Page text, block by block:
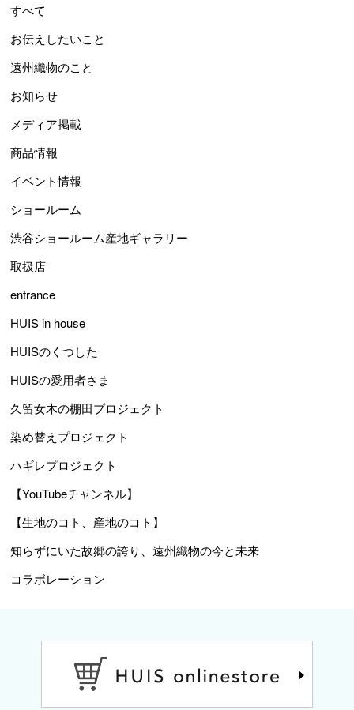
すべて
お伝えしたいこと
遠州織物のこと
お知らせ
メディア掲載
商品情報
イベント情報
ショールーム
渋谷ショールーム産地ギャラリー
取扱店
entrance
HUIS in house
HUISのくつした
HUISの愛用者さま
久留女木の棚田プロジェクト
染め替えプロジェクト
ハギレプロジェクト
【YouTubeチャンネル】
【生地のコト、産地のコト】
知らずにいた故郷の誇り、遠州織物の今と未来
コラボレーション